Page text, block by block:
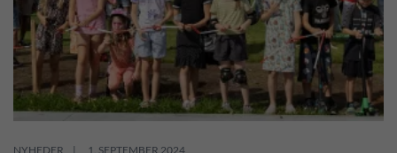
NYHEDER 1. SEPTEMBER 2024